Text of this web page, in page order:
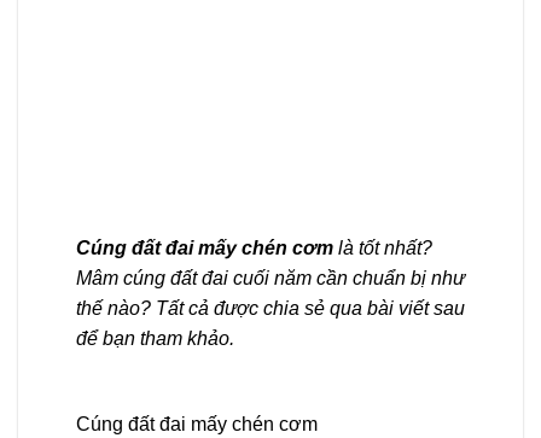
Cúng đất đai mấy chén cơm là tốt nhất?
Mâm cúng đất đai cuối năm cần chuẩn bị như
thế nào? Tất cả được chia sẻ qua bài viết sau
để bạn tham khảo.
Cúng đất đai mấy chén cơm